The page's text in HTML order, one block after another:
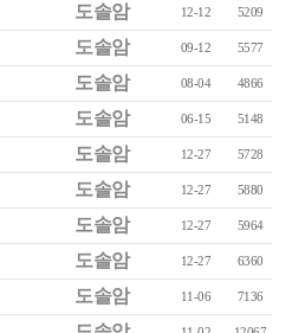
도솔암 12-12 5209
도솔암 09-12 5577
도솔암 08-04 4866
도솔암 06-15 5148
도솔암 12-27 5728
도솔암 12-27 5880
도솔암 12-27 5964
도솔암 12-27 6360
도솔암 11-06 7136